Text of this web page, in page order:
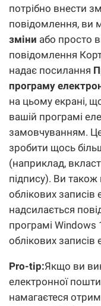
потрібно внести
повідомлення, ви
зміни або просто
повідомлення
надає посилання
програму
на цьому екрані,
вашій програмі
замовчуванням.
зробити щось
(наприклад,
підпису). Ви
облікових
надсилається
програмі Windows
облікових
Pro-tip:Якщо ви
електронної
намагаєтеся